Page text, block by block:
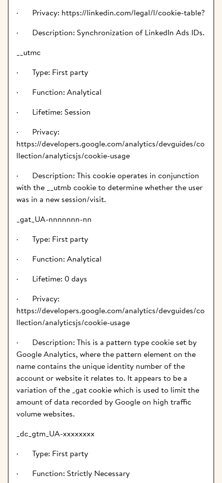
·       Privacy: https://linkedin.com/legal/l/cookie-table?
·       Description: Synchronization of LinkedIn Ads IDs.
__utmc
·       Type: First party
·       Function: Analytical
·       Lifetime: Session
·       Privacy:
https://developers.google.com/analytics/devguides/co
llection/analyticsjs/cookie-usage
·       Description: This cookie operates in conjunction
with the __utmb cookie to determine whether the user
was in a new session/visit.
_gat_UA-nnnnnnn-nn
·       Type: First party
·       Function: Analytical
·       Lifetime: 0 days
·       Privacy:
https://developers.google.com/analytics/devguides/co
llection/analyticsjs/cookie-usage
·       Description: This is a pattern type cookie set by
Google Analytics, where the pattern element on the
name contains the unique identity number of the
account or website it relates to. It appears to be a
variation of the _gat cookie which is used to limit the
amount of data recorded by Google on high traffic
volume websites.
_dc_gtm_UA-xxxxxxxx
·       Type: First party
·       Function: Strictly Necessary